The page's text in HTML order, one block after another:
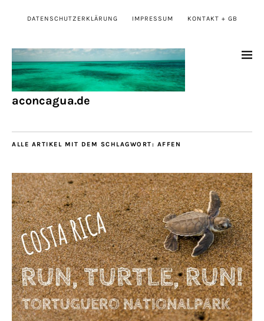
DATENSCHUTZERKLÄRUNG IMPRESSUM KONTAKT + GB
aconcagua.de
ALLE ARTIKEL MIT DEM SCHLAGWORT: AFFEN